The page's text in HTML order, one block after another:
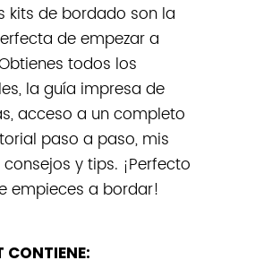
kits de bordado son la
de empezar a
todos los
la guía impresa de
acceso a un completo
paso a paso, mis
y tips. ¡Perfecto
empieces a bordar!
CONTIENE: